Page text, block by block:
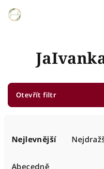
obsah
Otevřít filtr
Nejlevnější
Abecedně